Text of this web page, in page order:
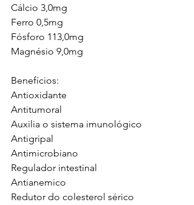
Cálcio 3,0mg
Ferro 0,5mg
Fósforo 113,0mg
Magnésio 9,0mg
Benefícios:
Antioxidante
Antitumoral
Auxilia o sistema imunológico
Antigripal
Antimicrobiano
Regulador intestinal
Antianemico
Redutor do colesterol sérico